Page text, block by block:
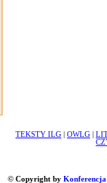
TEKSTY ILG OWLG
© Copyright by Konferencja